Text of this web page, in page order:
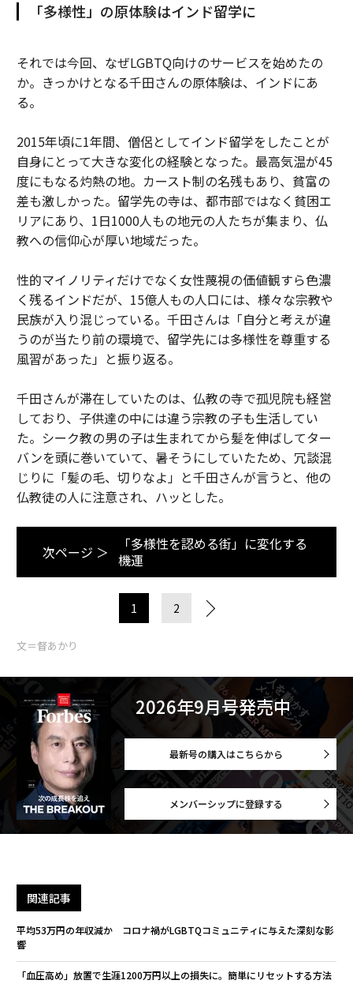
「多様性」の原体験はインド留学に
それでは今回、なぜLGBTQ向けのサービスを始めたの
か。きっかけとなる千田さんの原体験は、インドにあ
る。
2015年頃に1年間、僧侶としてインド留学をしたことが
自身にとって大きな変化の経験となった。最高気温が45
度にもなる灼熱の地。カースト制の名残もあり、貧富の
差も激しかった。留学先の寺は、都市部ではなく貧困エ
リアにあり、1日1000人もの地元の人たちが集まり、仏
教への信仰心が厚い地域だった。
性的マイノリティだけでなく女性蔑視の価値観すら色濃
く残るインドだが、15億人もの人口には、様々な宗教や
民族が入り混じっている。千田さんは「自分と考えが違
うのが当たり前の環境で、留学先には多様性を尊重する
風習があった」と振り返る。
千田さんが滞在していたのは、仏教の寺で孤児院も経営
しており、子供達の中には違う宗教の子も生活してい
た。シーク教の男の子は生まれてから髪を伸ばしてター
バンを頭に巻いていて、暑そうにしていたため、冗談混
じりに「髪の毛、切りなよ」と千田さんが言うと、他の
仏教徒の人に注意され、ハッとした。
次ページ ＞
「多様性を認める街」に変化する
機運
1 2
文＝督あかり
2026年9月号発売中
最新号の購入はこちらから
メンバーシップに登録する
関連記事
平均53万円の年収減か コロナ禍がLGBTQコミュニティに与えた深刻な影
響
「血圧高め」放置で生涯1200万円以上の損失に。簡単にリセットする方法